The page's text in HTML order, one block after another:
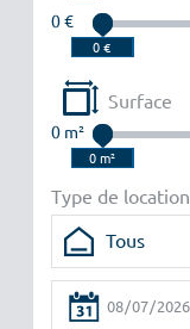
0 €
Surface
0 m²
Type de location
Tous